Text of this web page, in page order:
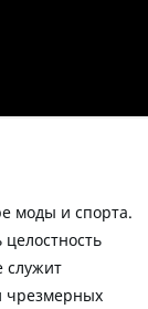
моды и спорта.
служит
чрезмерных